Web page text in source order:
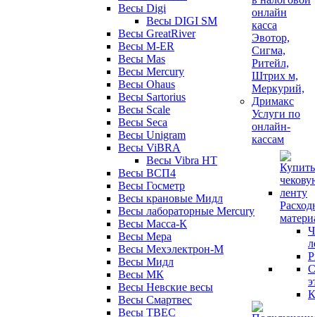
Весы Digi
Весы DIGI SM
Весы GreatRiver
Весы M-ER
Весы Mas
Весы Mercury
Весы Ohaus
Весы Sartorius
Весы Scale
Весы Seca
Весы Unigram
Весы ViBRA
Весы Vibra HT
Весы ВСП4
Весы Госметр
Весы крановые Мидл
Весы лабораторные Mercury
Весы Масса-К
Весы Мера
Весы Мехэлектрон-М
Весы Мидл
Весы МК
Весы Невские весы
Весы Смартвес
Весы ТВЕС
Услуги по
онлайн-
кассам